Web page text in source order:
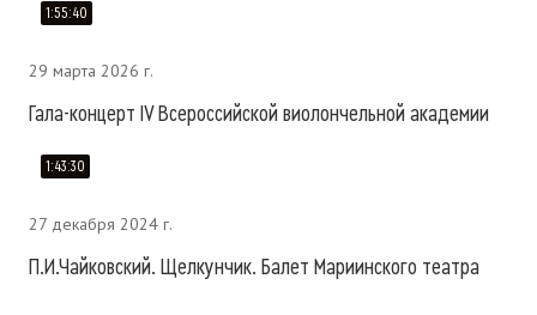
1:55:40
29 марта 2026 г.
Гала-концерт IV Всероссийской виолончельной академии
1:43:30
27 декабря 2024 г.
П.И.Чайковский. Щелкунчик. Балет Мариинского театра